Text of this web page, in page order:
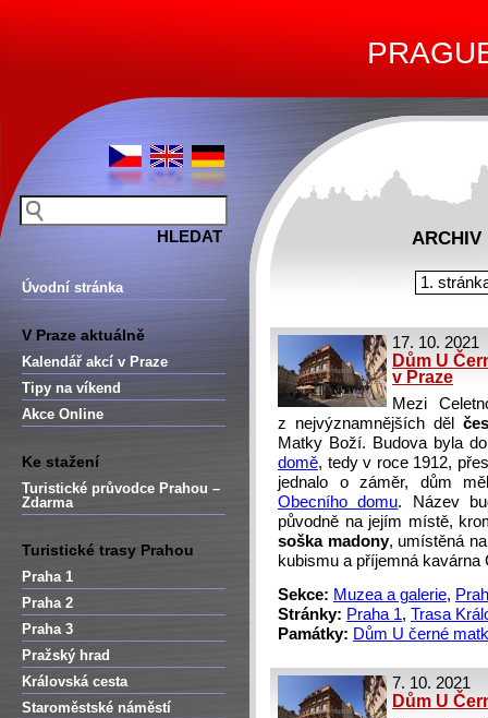
Úvodní stránka
V Praze aktuálně
Kalendář akcí v Praze
Tipy na víkend
Akce Online
Ke stažení
Turistické průvodce Prahou –
Zdarma
Turistické trasy Prahou
Praha 1
Praha 2
Praha 3
Pražský hrad
Královská cesta
Staroměstské náměstí
ARCHIV
1.
17. 10. 2021
Dům U
v Praze
Mezi
z nejvýznamnějších děl
Matky Boží. Budova byla
domě, tedy v roce 1912,
jednalo o záměr, dům
Obecního domu. Název
původně na jejím místě,
soška madony, umístěná
kubismu a příjemná kavárna
Sekce: Muzea a galerie,
Stránky: Praha 1, Trasa
Památky: Dům U černé
7. 10. 2021
Dům U